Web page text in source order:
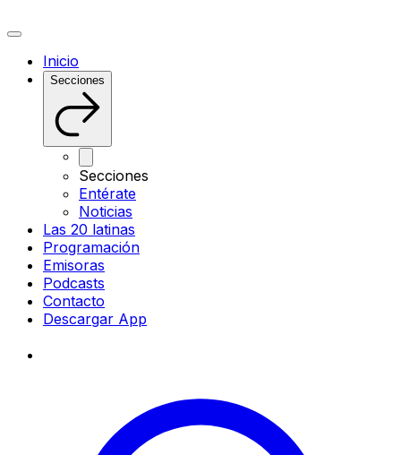
Inicio
Secciones
Secciones
Entérate
Noticias
Las 20 latinas
Programación
Emisoras
Podcasts
Contacto
Descargar App